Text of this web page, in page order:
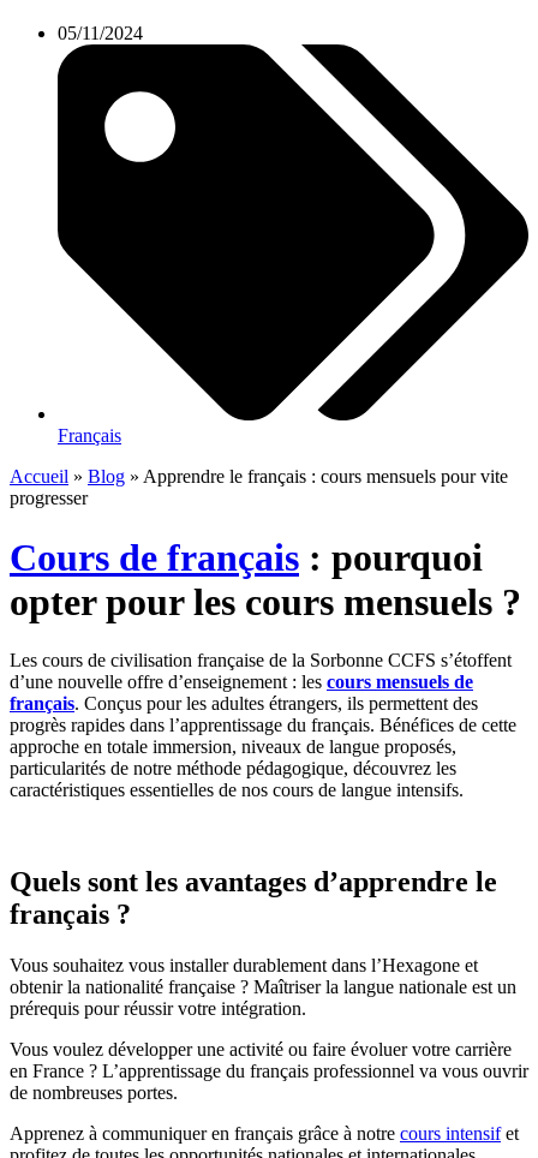
05/11/2024
Français
Accueil » Blog » Apprendre le français : cours mensuels pour vite
progresser
Cours de français : pourquoi
opter pour les cours mensuels ?
Les cours de civilisation française de la Sorbonne CCFS s’étoffent
d’une nouvelle offre d’enseignement : les cours mensuels de
français. Conçus pour les adultes étrangers, ils permettent des
progrès rapides dans l’apprentissage du français. Bénéfices de cette
approche en totale immersion, niveaux de langue proposés,
particularités de notre méthode pédagogique, découvrez les
caractéristiques essentielles de nos cours de langue intensifs.
Quels sont les avantages d’apprendre le
français ?
Vous souhaitez vous installer durablement dans l’Hexagone et
obtenir la nationalité française ? Maîtriser la langue nationale est un
prérequis pour réussir votre intégration.
Vous voulez développer une activité ou faire évoluer votre carrière
en France ? L’apprentissage du français professionnel va vous ouvrir
de nombreuses portes.
Apprenez à communiquer en français grâce à notre cours intensifet